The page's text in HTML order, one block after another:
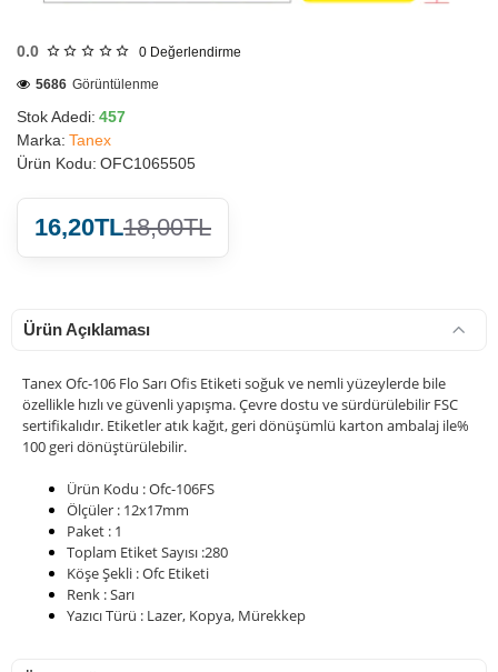
0.0 0 Değerlendirme
Stok Adedi: 457
Marka: Tanex
Ürün Kodu: OFC1065505
5686 Görüntülenme
16,20TL18,00TL
Ürün Açıklaması
Tanex Ofc-106 Flo Sarı Ofis Etiketi soğuk ve nemli yüzeylerde bile
özellikle hızlı ve güvenli yapışma. Çevre dostu ve sürdürülebilir FSC
sertifikalıdır. Etiketler atık kağıt, geri dönüşümlü karton ambalaj ile%
100 geri dönüştürülebilir.
Ürün Kodu : Ofc-106FS
Ölçüler : 12x17mm
Paket : 1
Toplam Etiket Sayısı :280
Köşe Şekli : Ofc Etiketi
Renk : Sarı
Yazıcı Türü : Lazer, Kopya, Mürekkep